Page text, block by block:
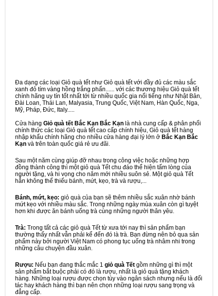
Đa dạng các loại Giỏ quà tết như Giỏ quà tết với đầy đủ các màu sắc
xanh đỏ tím vàng hồng trắng phấn...... với các thương hiệu Giỏ quà tết
chính hãng uy tín tốt nhất tới từ nhiều quốc gia nổi tiếng như Nhật Bản,
Đài Loan, Thái Lan, Malyasia, Trung Quốc, Việt Nam, Hàn Quốc, Nga,
Mỹ, Pháp, Đức, Italy.....
Cửa hàng Giỏ quà tết Bắc Kạn Bắc Kạn là nhà cung cấp & phân phối
chính thức các loại Giỏ quà tết cao cấp chính hiệu, Giỏ quà tết hàng
nhập khẩu chính hãng cho nhiều cửa hàng đại lý lớn ở Bắc Kạn Bắc
Kạn và trên toàn quốc giá rẻ ưu đãi.
Sau một năm cùng giúp đỡ nhau trong công việc hoặc những hợp
đồng thành công thì một giỏ quà Tết chu đáo thể hiện tấm lòng của
người tặng, và hi vọng cho năm mới nhiều suôn sẻ. Một giỏ quà Tết
hẳn không thể thiếu bánh, mứt, kẹo, trà và rượu,...
Bánh, mứt, kẹo: giỏ quà của bạn sẽ thêm nhiều sắc xuân nhờ bánh
mứt kẹo với nhiều màu sắc. Trong những ngày mùa xuân còn gì tuyệt
hơn khi được ăn bánh uống trà cùng những người thân yêu.
Trà: Trong tất cả các giỏ quà Tết từ xưa tới nay thì sản phẩm bạn
thường thấy nhất vẫn phải kể đến đó là trà. Bạn đừng nên bỏ qua sản
phẩm này bởi người Việt Nam có phong tục uống trà nhâm nhi trong
những câu chuyện đầu xuân.
Rượu: Nếu bạn đang thắc mắc 1 giỏ quà Tết gồm những gì thì một
sản phẩm bắt buộc phải có đó là rượu, nhất là giỏ quà tặng khách
hàng. Những loại rượu được chọn tùy vào ngân sách nhưng nếu là đối
tác hay khách hàng thì bạn nên chọn những loại rượu sang trọng và
đẳng cấp.